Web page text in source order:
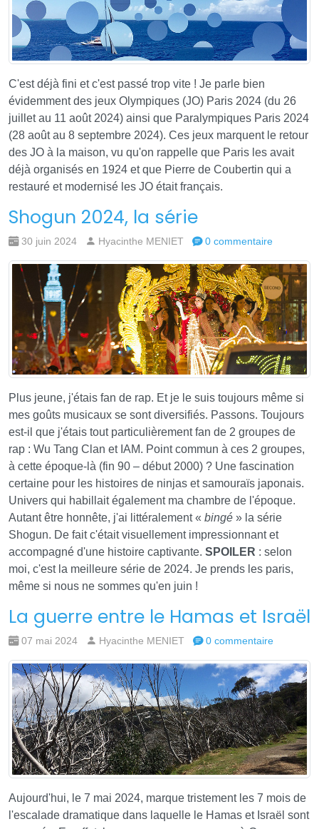
C'est déjà fini et c'est passé trop vite ! Je parle bien
évidemment des jeux Olympiques (JO) Paris 2024 (du 26
juillet au 11 août 2024) ainsi que Paralympiques Paris 2024
(28 août au 8 septembre 2024). Ces jeux marquent le retour
des JO à la maison, vu qu'on rappelle que Paris les avait
déjà organisés en 1924 et que Pierre de Coubertin qui a
restauré et modernisé les JO était français.
Shogun 2024, la série
30 juin 2024 Hyacinthe MENIET 0 commentaire
Plus jeune, j'étais fan de rap. Et je le suis toujours même si
mes goûts musicaux se sont diversifiés. Passons. Toujours
est-il que j'étais tout particulièrement fan de 2 groupes de
rap : Wu Tang Clan et IAM. Point commun à ces 2 groupes,
à cette époque-là (fin 90 – début 2000) ? Une fascination
certaine pour les histoires de ninjas et samouraïs japonais.
Univers qui habillait également ma chambre de l'époque.
Autant être honnête, j'ai littéralement « bingé » la série
Shogun. De fait c'était visuellement impressionnant et
accompagné d'une histoire captivante. SPOILER : selon
moi, c'est la meilleure série de 2024. Je prends les paris,
même si nous ne sommes qu'en juin !
La guerre entre le Hamas et Israël
07 mai 2024 Hyacinthe MENIET 0 commentaire
Aujourd'hui, le 7 mai 2024, marque tristement les 7 mois de
l'escalade dramatique dans laquelle le Hamas et Israël sont